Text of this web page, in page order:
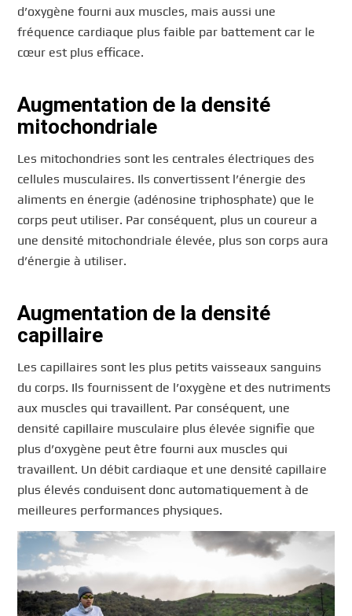
d’oxygène fourni aux muscles, mais aussi une
fréquence cardiaque plus faible par battement car le
cœur est plus efficace.
Augmentation de la densité
mitochondriale
Les mitochondries sont les centrales électriques des
cellules musculaires. Ils convertissent l’énergie des
aliments en énergie (adénosine triphosphate) que le
corps peut utiliser. Par conséquent, plus un coureur a
une densité mitochondriale élevée, plus son corps aura
d’énergie à utiliser.
Augmentation de la densité
capillaire
Les capillaires sont les plus petits vaisseaux sanguins
du corps. Ils fournissent de l’oxygène et des nutriments
aux muscles qui travaillent. Par conséquent, une
densité capillaire musculaire plus élevée signifie que
plus d’oxygène peut être fourni aux muscles qui
travaillent. Un débit cardiaque et une densité capillaire
plus élevés conduisent donc automatiquement à de
meilleures performances physiques.